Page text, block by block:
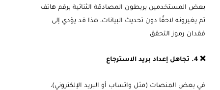
بعض المستخدمين يربطون المصادقة الثنائية برقم هاتف
ثم يغيرونه لاحقًا دون تحديث البيانات، هذا قد يؤدي إلى
فقدان رموز التحقق
❌ 4. تجاهل إعداد بريد الاسترجاع
في بعض المنصات (مثل واتساب أو البريد الإلكتروني)،